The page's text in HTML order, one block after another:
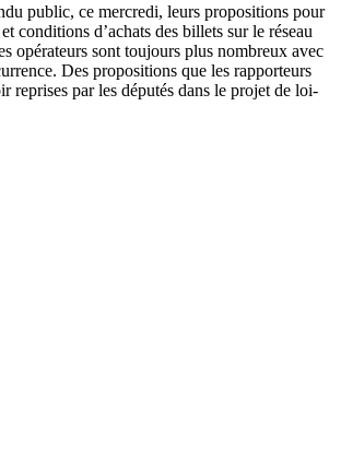
public, ce mercredi, leurs propositions pour
conditions d’achats des billets sur le réseau
opérateurs sont toujours plus nombreux avec
Des propositions que les rapporteurs
reprises par les députés dans le projet de loi-